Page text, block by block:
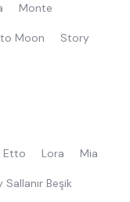
Monte
Moon Story
Etto Lora Mia
Sallanır Beşik